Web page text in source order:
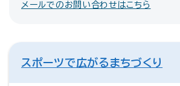
メールでのお問い合わせはこちら
スポーツで広がるまちづくり